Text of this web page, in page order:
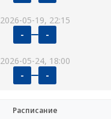
2026-05-19, 22:15
- -
2026-05-24, 18:00
- -
Расписание